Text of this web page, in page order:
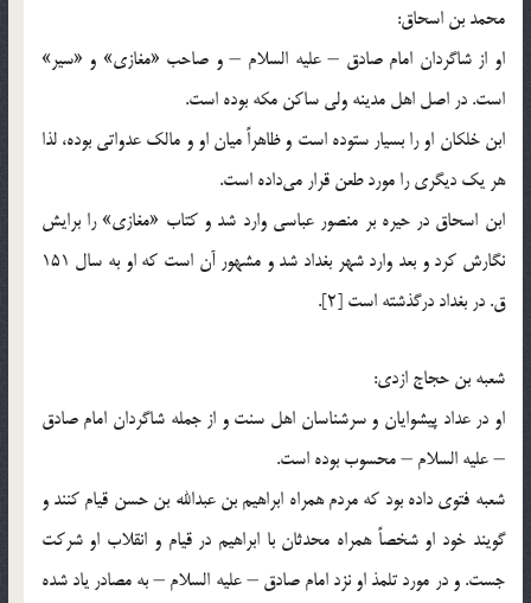
محمد بن اسحاق:
او از شاگردان امام صادق – علیه السلام – و صاحب «مغازی» و «سیر»
است. در اصل اهل مدینه ولی ساكن مكه بوده است.
ابن خلكان او را بسیار ستوده است و ظاهراً میان او و مالك عدواتی بوده، لذا
هر یك دیگری را مورد طعن قرار می‌داده است.
ابن اسحاق در حیره بر منصور عباسی وارد شد و كتاب «مغازی» را برایش
نگارش كرد و بعد وارد شهر بغداد شد و مشهور آن است كه او به سال 151
ق. در بغداد درگذشته است [2].
شعبه بن حجاج ازدی:
او در عداد پیشوایان و سرشناسان اهل سنت و از جمله شاگردان امام صادق
– علیه السلام – محسوب بوده است.
شعبه فتوی داده بود كه مردم همراه ابراهیم بن عبدالله بن حسن قیام كنند و
گویند خود او شخصاً همراه محدثان با ابراهیم در قیام و انقلاب او شركت
جست. و در مورد تلمذ او نزد امام صادق – علیه السلام – به مصادر یاد شده